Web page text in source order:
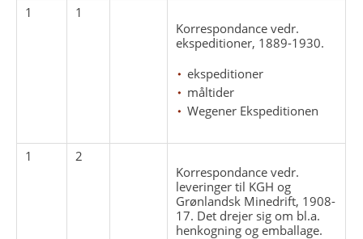
1
1
Korrespondance vedr.
ekspeditioner, 1889-1930.
ekspeditioner
måltider
Wegener Ekspeditionen
1
2
Korrespondance vedr.
leveringer til KGH og
Grønlandsk Minedrift, 1908-
17. Det drejer sig om bl.a.
henkogning og emballage.